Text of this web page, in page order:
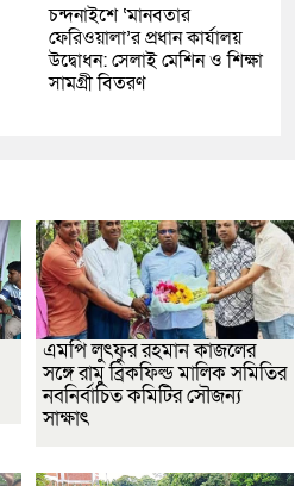
চন্দনাইশে ‘মানবতার
ফেরিওয়ালা’র প্রধান কার্যালয়
উদ্বোধন: সেলাই মেশিন ও শিক্ষা
সামগ্রী বিতরণ
এমপি লুৎফুর রহমান কাজলের
সঙ্গে রামু ব্রিকফিল্ড মালিক সমিতির
নবনির্বাচিত কমিটির সৌজন্য
সাক্ষাৎ